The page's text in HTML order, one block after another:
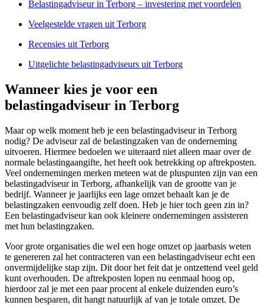
Belastingadviseur in Terborg – investering met voordelen
Veelgestelde vragen uit Terborg
Recensies uit Terborg
Uitgelichte belastingadviseurs uit Terborg
Wanneer kies je voor een
belastingadviseur in Terborg
Maar op welk moment heb je een belastingadviseur in Terborg
nodig? De adviseur zal de belastingzaken van de onderneming
uitvoeren. Hiermee bedoelen we uiteraard niet alleen maar over de
normale belastingaangifte, het heeft ook betrekking op aftrekposten.
Veel ondernemingen merken meteen wat de pluspunten zijn van een
belastingadviseur in Terborg, afhankelijk van de grootte van je
bedrijf. Wanneer je jaarlijks een lage omzet behaalt kan je de
belastingzaken eenvoudig zelf doen. Heb je hier toch geen zin in?
Een belastingadviseur kan ook kleinere ondernemingen assisteren
met hun belastingzaken.
Voor grote organisaties die wel een hoge omzet op jaarbasis weten
te genereren zal het contracteren van een belastingadviseur echt een
onvermijdelijke stap zijn. Dit door het feit dat je ontzettend veel geld
kunt overhouden. De aftrekposten lopen nu eenmaal hoog op,
hierdoor zal je met een paar procent al enkele duizenden euro’s
kunnen besparen, dit hangt natuurlijk af van je totale omzet. De